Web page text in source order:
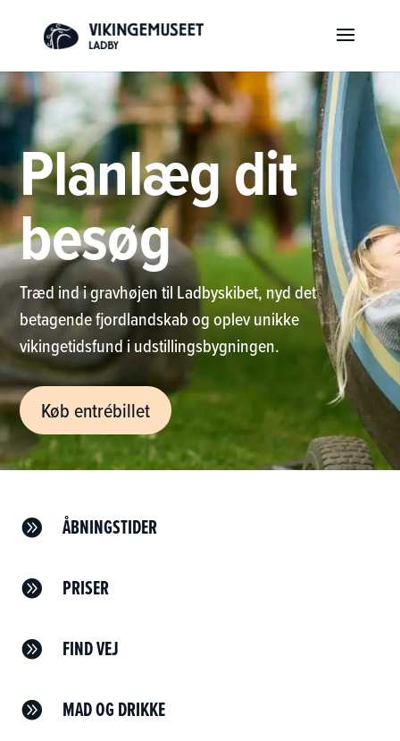
Planlæg dit
besøg
Træd ind i gravhøjen til Ladbyskibet, nyd det
betagende fjordlandskab og oplev unikke
vikingetidsfund i udstillingsbygningen.
Køb entrébillet
 ÅBNINGSTIDER
 PRISER
 FIND VEJ
 MAD OG DRIKKE